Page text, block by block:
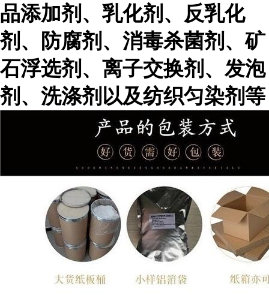
品添加剂、乳化剂、反乳化
剂、防腐剂、消毒杀菌剂、矿
石浮选剂、离子交换剂、发泡
剂、洗涤剂以及纺织匀染剂等